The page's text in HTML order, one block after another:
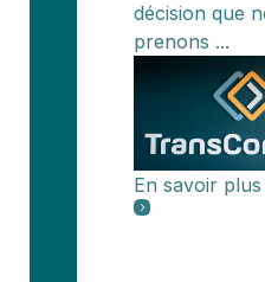
décision que
prenons ...
En savoir plus